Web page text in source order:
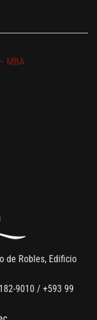
de Robles, Edificio
9010 / +593 99